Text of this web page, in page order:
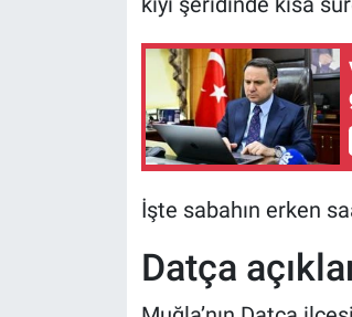
İşte sabahın erken
Datça